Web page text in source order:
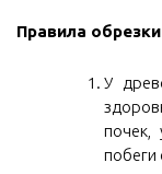
Правила
У
почек,
побеги